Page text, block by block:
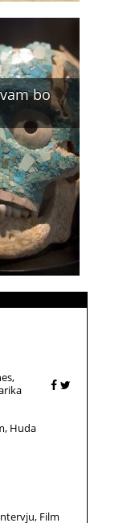
bo
Huda
Film